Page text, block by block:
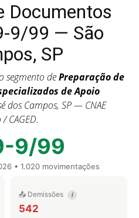
Documentos
9/99 — São
SP
segmento dePreparação de
de Apoio
dos Campos, SP — CNAE
CAGED.
9/99
• 1.020 movimentações
📤 Demissões i
542